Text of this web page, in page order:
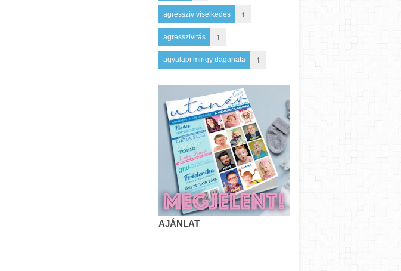
agresszív viselkedés 1
agresszivitás 1
agyalapi mirigy daganata 1
AJÁNLAT